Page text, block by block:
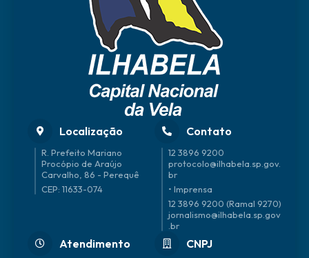
Localização
R. Prefeito Mariano
Procópio de Araújo
Carvalho, 86 - Perequê
CEP: 11633-074
Contato
12 3896 9200
protocolo@ilhabela.sp.gov.
br
• Imprensa
12 3896 9200 (Ramal 9270)
jornalismo@ilhabela.sp.gov
.br
Atendimento CNPJ